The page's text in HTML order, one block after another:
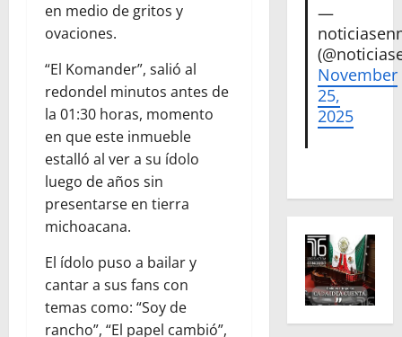
en medio de gritos y
ovaciones.
“El Komander”, salió al
redondel minutos antes de
la 01:30 horas, momento
en que este inmueble
estalló al ver a su ídolo
luego de años sin
presentarse en tierra
michoacana.
El ídolo puso a bailar y
cantar a sus fans con
temas como: “Soy de
rancho”, “El papel cambió”,
—
November
25,
2025